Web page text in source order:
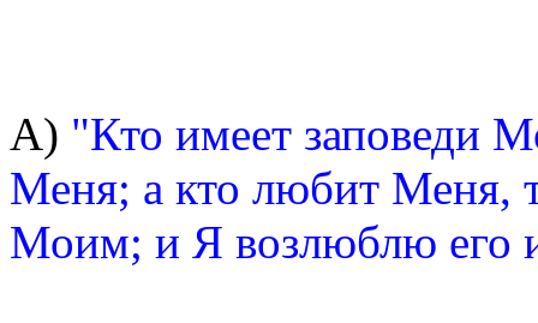
А) "Кто имеет заповеди
Меня; а кто любит Меня,
Моим; и Я возлюблю его